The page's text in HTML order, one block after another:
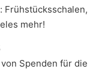
Frühstücksschalen,
mehr!
Spenden für die